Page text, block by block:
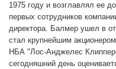
1975 году и возглавлял ее
первых сотрудников
директора. Балмер ушел в
стал крупнейшим
НБА "Лос-Анджелес
сегодняшний день